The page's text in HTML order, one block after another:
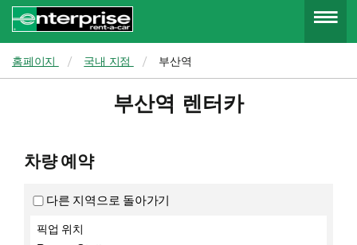
홈페이지 국내 지점 부산역
부산역 렌터카
차량 예약
다른 지역으로 돌아가기
픽업 위치